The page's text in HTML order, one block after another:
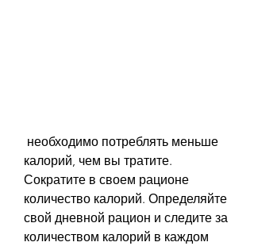
калорий, чем вы тратите.
Сократите в своем рационе
количество калорий. Определяйте
свой дневной рацион и следите за
количеством калорий в каждом